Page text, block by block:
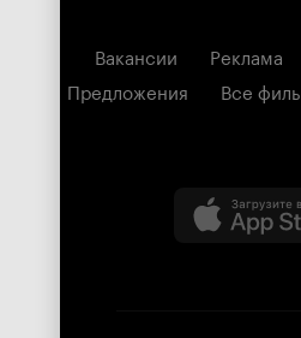
Вакансии
Реклама
Предложения
Все